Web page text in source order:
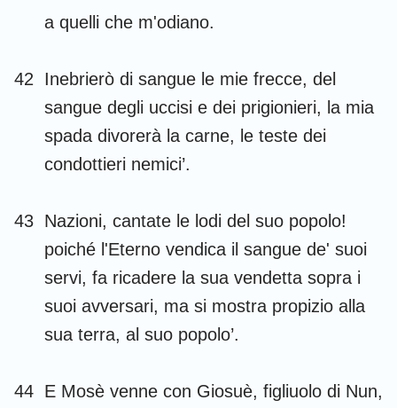
a quelli che m'odiano.
42
Inebrierò di sangue le mie frecce, del
sangue degli uccisi e dei prigionieri, la mia
spada divorerà la carne, le teste dei
condottieri nemici’.
43 Nazioni, cantate le lodi del suo popolo!
poiché l'Eterno vendica il sangue de' suoi
servi, fa ricadere la sua vendetta sopra i
suoi avversari, ma si mostra propizio alla
sua terra, al suo popolo’.
44 E Mosè venne con Giosuè, figliuolo di Nun,